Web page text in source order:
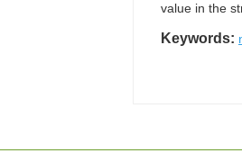
value in the
Keywords: